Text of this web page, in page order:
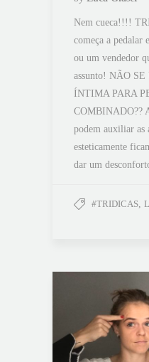
Nem cueca!!!!
começa a pedalar
ou um vendedor
assunto! NÃO SE
ÍNTIMA PARA
COMBINADO??
podem auxiliar as
esteticamente
dar um
#TRIDICAS,